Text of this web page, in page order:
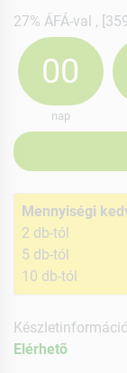
27% ÁFÁ-val ,
00
nap
Mennyiségi
2 db-tól
5 db-tól
10 db-tól
Elérhetõ